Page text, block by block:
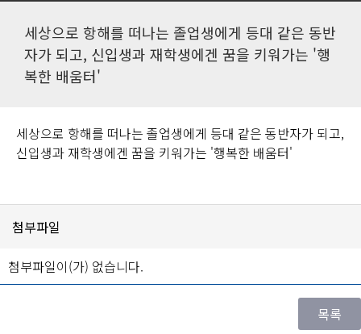
세상으로 항해를 떠나는 졸업생에게 등대 같은 동반
자가 되고, 신입생과 재학생에겐 꿈을 키워가는 '행
복한 배움터'
세상으로 항해를 떠나는 졸업생에게 등대 같은 동반자가 되고,
신입생과 재학생에겐 꿈을 키워가는 '행복한 배움터'
첨부파일
첨부파일이(가) 없습니다.